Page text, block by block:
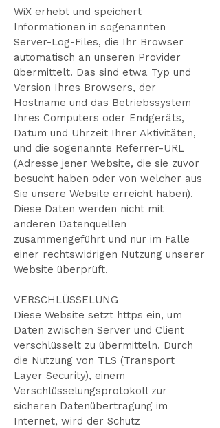
WiX erhebt und speichert
Informationen in sogenannten
Server-Log-Files, die Ihr Browser
automatisch an unseren Provider
übermittelt. Das sind etwa Typ und
Version Ihres Browsers, der
Hostname und das Betriebssystem
Ihres Computers oder Endgeräts,
Datum und Uhrzeit Ihrer Aktivitäten,
und die sogenannte Referrer-URL
(Adresse jener Website, die sie zuvor
besucht haben oder von welcher aus
Sie unsere Website erreicht haben).
Diese Daten werden nicht mit
anderen Datenquellen
zusammengeführt und nur im Falle
einer rechtswidrigen Nutzung unserer
Website überprüft.
VERSCHLÜSSELUNG
Diese Website setzt https ein, um
Daten zwischen Server und Client
verschlüsselt zu übermitteln. Durch
die Nutzung von TLS (Transport
Layer Security), einem
Verschlüsselungsprotokoll zur
sicheren Datenübertragung im
Internet, wird der Schutz